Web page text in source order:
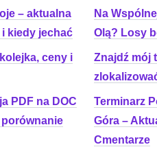
– aktualna
kiedy jechać
Na
Olą? Losy
ceny i
Znajdź mój
PDF na DOC
Terminarz
Góra –
Cmentarze